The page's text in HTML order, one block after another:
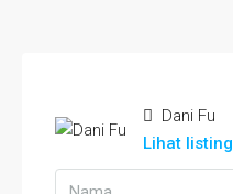
Dani Fu
Lihat listing